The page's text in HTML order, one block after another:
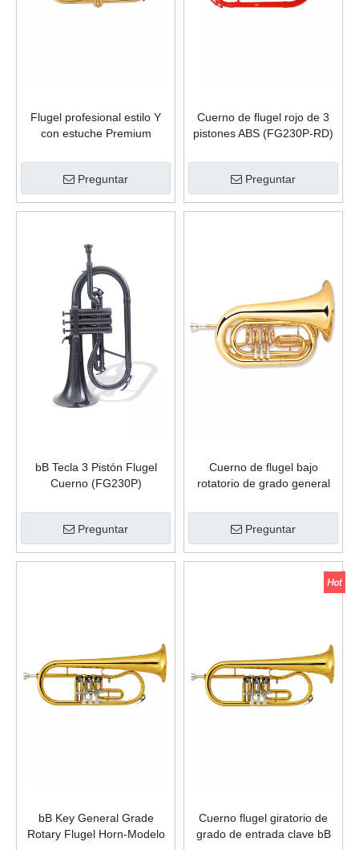
Flugel profesional estilo Y
con estuche Premium
Preguntar
Cuerno de flugel rojo de 3
pistones ABS (FG230P-RD)
Preguntar
bB Tecla 3 Pistón Flugel
Cuerno (FG230P)
Preguntar
Cuerno de flugel bajo
rotatorio de grado general
Preguntar
bB Key General Grade
Rotary Flugel Horn-Modelo
Cuerno flugel giratorio de
grado de entrada clave bB